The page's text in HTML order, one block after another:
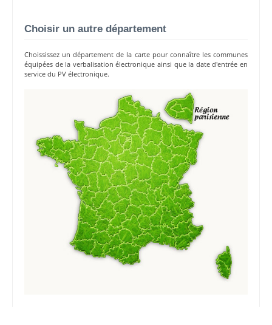
Choisir un autre département
Choississez un département de la carte pour connaître les communes
équipées de la verbalisation électronique ainsi que la date d'entrée en
service du PV électronique.